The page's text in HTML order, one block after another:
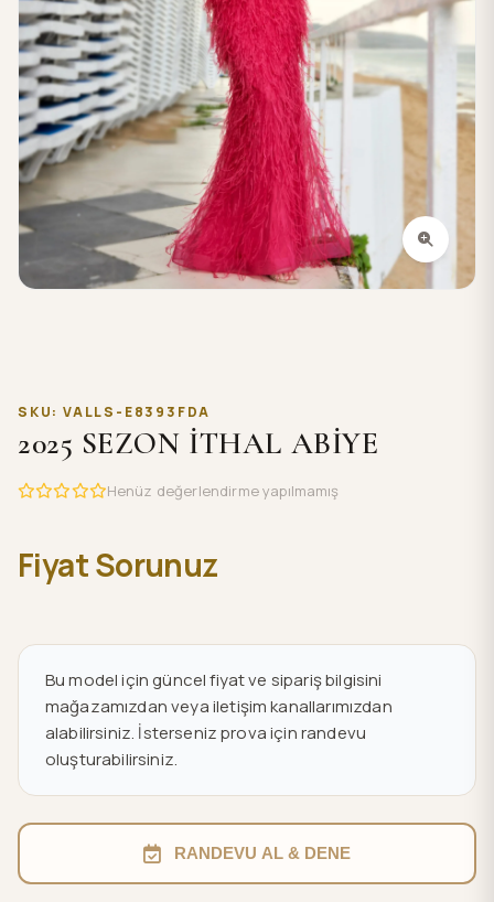
SKU: VALLS-E8393FDA
2025 SEZON İTHAL ABİYE
Henüz değerlendirme yapılmamış
Fiyat Sorunuz
Bu model için güncel fiyat ve sipariş bilgisini
mağazamızdan veya iletişim kanallarımızdan
alabilirsiniz. İsterseniz prova için randevu
oluşturabilirsiniz.
RANDEVU AL & DENE